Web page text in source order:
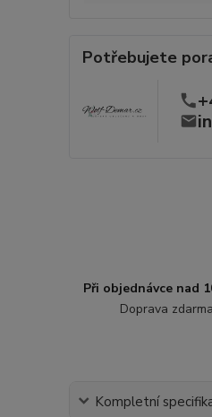
Potřebujete
Při objednávce nad
Doprava zdarma
Kompletní